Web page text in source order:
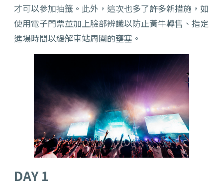
才可以參加抽籤。此外，這次也多了許多新措施，如
使用電子門票並加上臉部辨識以防止黃牛轉售、指定
進場時間以緩解車站周圍的壅塞。
DAY 1